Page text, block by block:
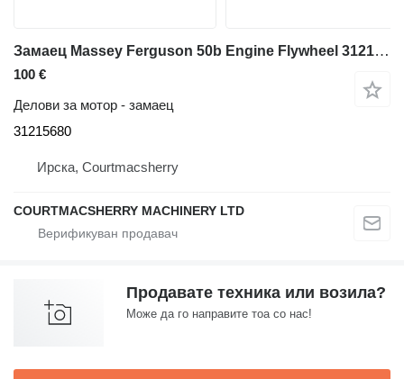
Замаец Massey Ferguson 50b Engine Flywheel 31215680 за багер-натоварувач Massey Ferguson 50b
100 €
Делови за мотор - замаец
31215680
Ирска, Courtmacsherry
COURTMACSHERRY MACHINERY LTD
Продавате техника или возила?
Може да го направите тоа со нас!